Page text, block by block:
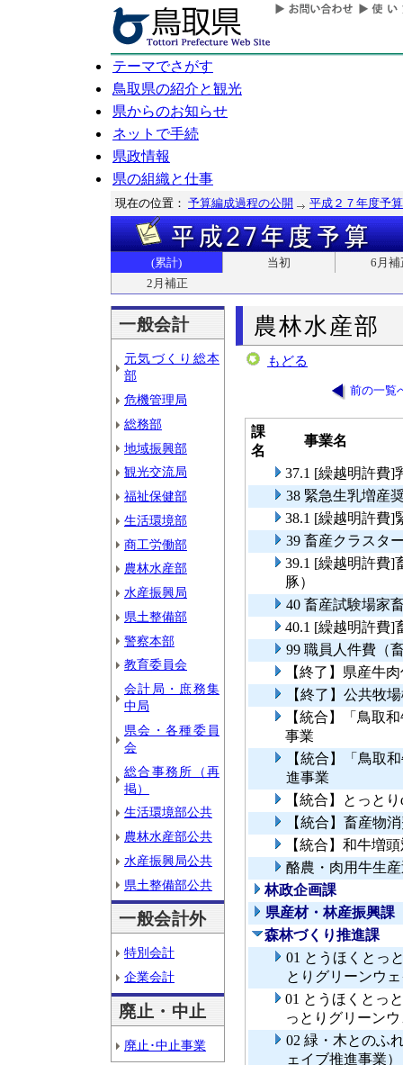
テーマでさがす
鳥取県の紹介と観光
県からのお知らせ
ネットで手続
県政情報
県の組織と仕事
現在の位置： 予算編成過程の公開 平成２７年度予算
(累計) 当初
6月補
2月補正
一般会計
元気づくり総本
部
危機管理局
総務部
地域振興部
観光交流局
福祉保健部
生活環境部
商工労働部
農林水産部
水産振興局
県土整備部
警察本部
教育委員会
会計局・庶務集
中局
県会・各種委員
会
総合事務所（再
掲）
生活環境部公共
農林水産部公共
水産振興局公共
県土整備部公共
一般会計外
特別会計
企業会計
廃止・中止
廃止･中止事業
農林水産部
もどる
前の一覧
課
名
事業名
37.1 [繰越明許費]
38 緊急生乳増産
38.1 [繰越明許費]
39 畜産クラスタ
39.1 [繰越明許費]
豚）
40 畜産試験場家
40.1 [繰越明許費]
99 職員人件費（
【終了】県産牛
【終了】公共牧
【統合】「鳥取
事業
【統合】「鳥取
進事業
【統合】とっと
【統合】畜産物
【統合】和牛増
酪農・肉用牛生
林政企画課
県産材・林産振興課
森林づくり推進課
01 とうほくとっ
とりグリーンウ
01 とうほくとっ
っとりグリーン
02 緑・木とのふ
ェイブ推進事業）